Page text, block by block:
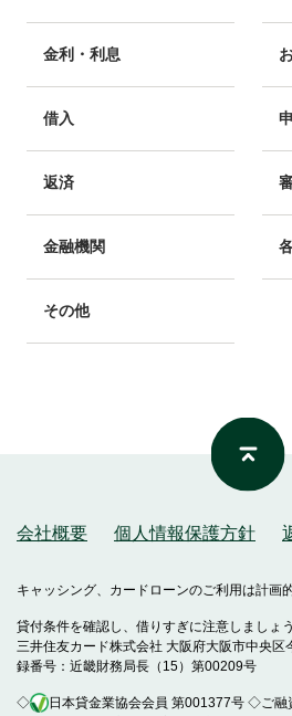
金利・利息
借入
返済
金融機関
その他
会社概要 個人情報保護方針
キャッシング、カードローンのご利用は計画的
貸付条件を確認し、借りすぎに注意しましょう
三井住友カード株式会社 大阪府大阪市中央
録番号：近畿財務局長（15）第00209号
◇
日本貸金業協会会員 第001377号 ◇ご